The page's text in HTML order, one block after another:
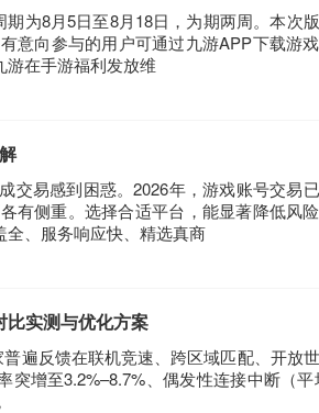
期为8月5日至8月18日，为期两周。本次
意向参与的用户可通过九游APP下载游
在手游福利发放维
交易感到困惑。2026年，游戏账号交易
有侧重。选择合适平台，能显著降低风
、服务响应快、精选真商
比实测与优化方案
遍反馈在联机竞速、跨区域匹配、开放
增至3.2%–8.7%、偶发性连接中断（平